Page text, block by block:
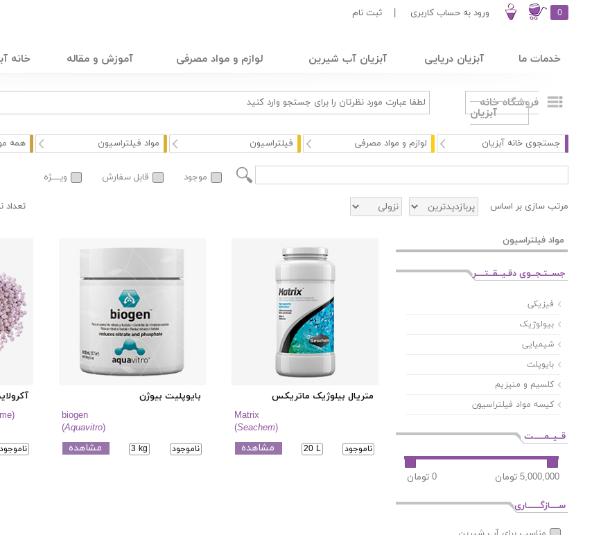
0 ورود به حساب کاربری ثبت نام
خدمات ما آبزیان دریایی آبزیان آب شیرین لوازم و مواد مصرفی آموزش و مقاله خانه
فروشگاه خانه
آبزیان
جستجوی خانه آبزیان لوازم و مواد مصرفی فیلتراسیون مواد فیلتراسیون همه
موجود قابل سفارش ویــــژه
مرتب سازی بر اساس تعداد
مواد فیلتراسیون
جســتـجــوی دقـیــقــتــــر
فیزیکی
بیولوژيک
شیمیایی
بایوپلت
کلسیم و منیزیم
کیسه مواد فیلتراسیون
قــیــمـــــت
ســــازگــــــاری
متریال بیلوژیک ماتریکس
Matrix
(Seachem)
ناموجود 20 L مشاهده
بایوپلیت بیوژن
biogen
(Aquavitro)
ناموجود 3 kg مشاهده ناموجود